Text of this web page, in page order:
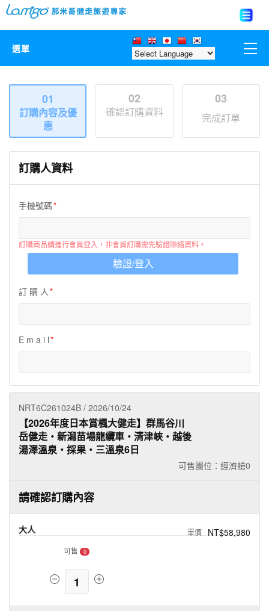
選單
那米哥莊園
中國
日本
歐美紐澳
台灣
夯講座
01
訂購內容及優
惠
02
確認訂購資料
03
完成訂單
訂購人資料
手機號碼
訂購商品請進行會員登入，非會員訂購需先驗證聯絡資料。
驗證/登入
訂 購 人
E m a i l
NRT6C261024B / 2026/10/24
可售團位：經濟艙0
【2026年度日本賞楓大健走】群馬谷川
岳健走‧新潟苗場龍纜車‧清津峽‧越後
湯澤溫泉‧採果‧三溫泉6日
請確認訂購內容
大人 NT$58,980
可售 0
1